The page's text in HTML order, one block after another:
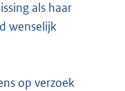
als haar
wenselijk
op verzoek